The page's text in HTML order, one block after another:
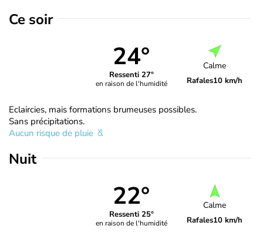
Ce soir
24°
Ressenti 27°
en raison de l'humidité
Calme
Rafales10 km/h
Eclaircies, mais formations brumeuses possibles.
Sans précipitations.
Aucun risque de pluie
Nuit
22°
Ressenti 25°
en raison de l'humidité
Calme
Rafales10 km/h